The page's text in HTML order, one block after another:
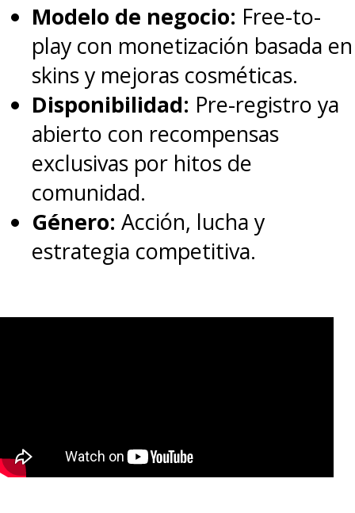
Modelo de negocio: Free-to-
play con monetización basada en
skins y mejoras cosméticas.
Disponibilidad: Pre-registro ya
abierto con recompensas
exclusivas por hitos de
comunidad.
Género: Acción, lucha y
estrategia competitiva.